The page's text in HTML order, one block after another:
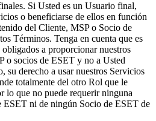
Si Usted es un Usuario final,
o beneficiarse de ellos en función
del Cliente, MSP o Socio de
Términos. Tenga en cuenta que es
a proporcionar nuestros
o socios de ESET y no a Usted
su derecho a usar nuestros Servicios
totalmente del otro Rol que le
lo que no puede requerir ninguna
ESET ni de ningún Socio de ESET de